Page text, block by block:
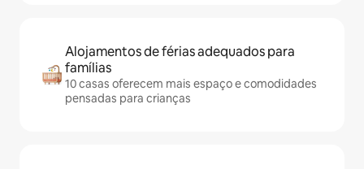
Alojamentos de férias adequados para
famílias
10 casas oferecem mais espaço e comodidades
pensadas para crianças